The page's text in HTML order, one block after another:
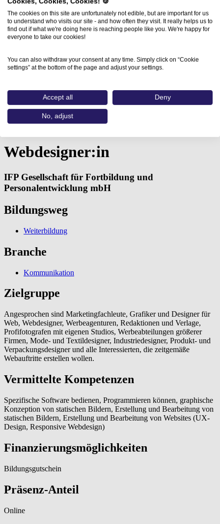
Home
Aus- und Weiterbildungen
Webdesigner:in
IFP Gesellschaft für Fortbildung und
Personalentwicklung mbH
Bildungsweg
Weiterbildung
Branche
Kommunikation
Zielgruppe
Angesprochen sind Marketingfachleute, Grafiker und Designer für
Web, Webdesigner, Werbeagenturen, Redaktionen und Verlage,
Profifotografen mit eigenen Studios, Werbeabteilungen größerer
Firmen, Mode- und Textildesigner, Industriedesigner, Produkt- und
Verpackungsdesigner und alle Interessierten, die zeitgemäße
Webauftritte erstellen wollen.
Vermittelte Kompetenzen
Spezifische Software bedienen, Programmieren können, graphische
Konzeption von statischen Bildern, Erstellung und Bearbeitung von
statischen Bildern, Erstellung und Bearbeitung von Websites (UX-
Design, Responsive Webdesign)
Finanzierungsmöglichkeiten
Bildungsgutschein
Präsenz-Anteil
Online
The cookies on this site are unfortunately not edible, but are important for us
to understand who visits our site - and how often they visit. It really helps us to
find out if what we're doing here is reaching people like you. We're happy for
everyone to take our cookies!
You can also withdraw your consent at any time. Simply click on “Cookie
settings” at the bottom of the page and adjust your settings.
Accept all Deny
No, adjust